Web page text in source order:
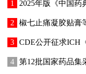
2025年版《中国
椒七止痛凝胶贴膏
CDE公开征求ICH《M15：模
第12批国家药品集